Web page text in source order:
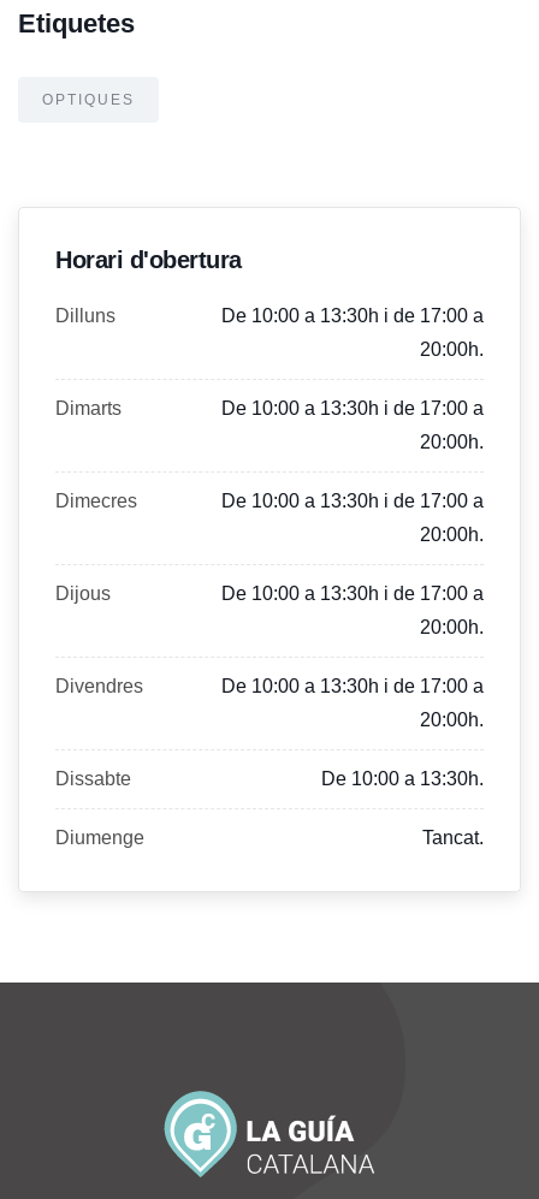
Etiquetes
OPTIQUES
Horari d'obertura
Dilluns
De 10:00 a 13:30h i de 17:00 a
20:00h.
Dimarts
De 10:00 a 13:30h i de 17:00 a
20:00h.
Dimecres
De 10:00 a 13:30h i de 17:00 a
20:00h.
Dijous
De 10:00 a 13:30h i de 17:00 a
20:00h.
Divendres
De 10:00 a 13:30h i de 17:00 a
20:00h.
Dissabte De 10:00 a 13:30h.
Diumenge Tancat.